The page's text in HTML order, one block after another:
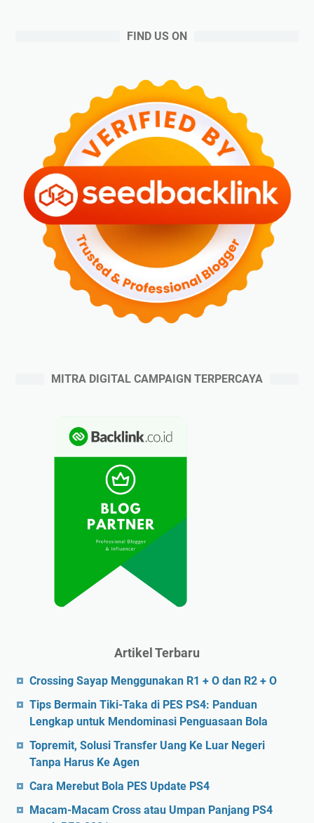
FIND US ON
MITRA DIGITAL CAMPAIGN TERPERCAYA
Artikel Terbaru
Crossing Sayap Menggunakan R1 + O dan R2 + O
Tips Bermain Tiki-Taka di PES PS4: Panduan
Lengkap untuk Mendominasi Penguasaan Bola
Topremit, Solusi Transfer Uang Ke Luar Negeri
Tanpa Harus Ke Agen
Cara Merebut Bola PES Update PS4
Macam-Macam Cross atau Umpan Panjang PS4